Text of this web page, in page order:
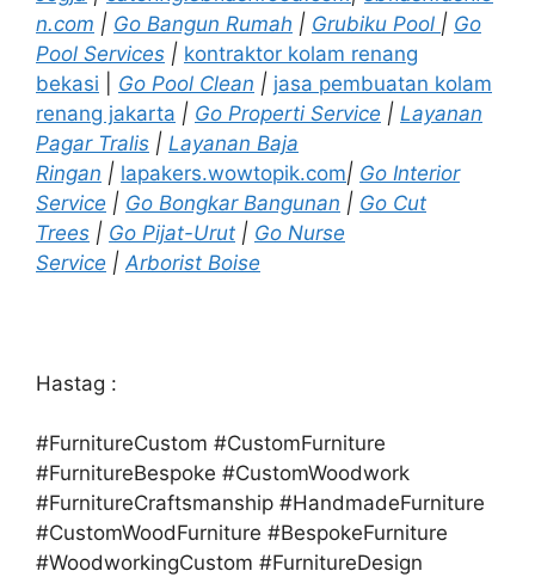
n.com | Go Bangun Rumah | Grubiku Pool | Go
Pool Services | kontraktor kolam renang
bekasi
Go Pool Clean | jasa pembuatan kolam
renang jakarta | Go Properti Service | Layanan
Pagar Tralis | Layanan Baja
Ringan | lapakers.wowtopik.com| Go Interior
Service | Go Bongkar Bangunan | Go Cut
Trees | Go Pijat-Urut | Go Nurse
Service | Arborist Boise
Hastag :
#FurnitureCustom #CustomFurniture
#FurnitureBespoke #CustomWoodwork
#FurnitureCraftsmanship #HandmadeFurniture
#CustomWoodFurniture #BespokeFurniture
#WoodworkingCustom #FurnitureDesign